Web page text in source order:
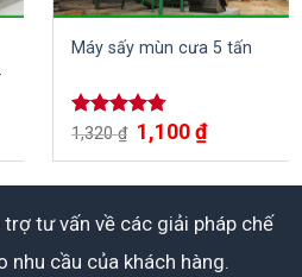
Máy sấy mùn cưa 5 tấn
Được xếp
4.75
1,320₫ 1,100₫
tư vấn về các giải pháp chế
nhu cầu của khách hàng.